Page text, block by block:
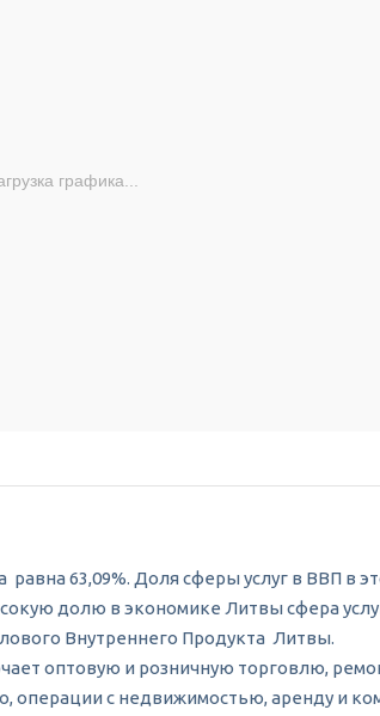
графика...
63,09%. Доля сферы услуг в ВВП в
долю в экономике Литвы сфера
Внутреннего Продукта Литвы.
оптовую и розничную торговлю,
операции с недвижимостью, аренду и